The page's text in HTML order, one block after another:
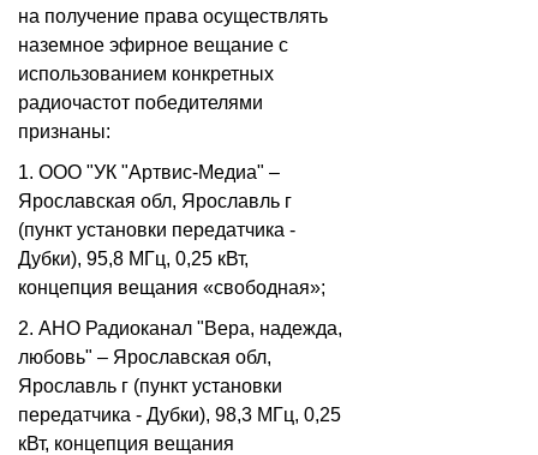
на получение права осуществлять
наземное эфирное вещание с
использованием конкретных
радиочастот победителями
признаны:
1. ООО "УК "Артвис-Медиа" –
Ярославская обл, Ярославль г
(пункт установки передатчика -
Дубки), 95,8 МГц, 0,25 кВт,
концепция вещания «свободная»;
2. АНО Радиоканал "Вера, надежда,
любовь" – Ярославская обл,
Ярославль г (пункт установки
передатчика - Дубки), 98,3 МГц, 0,25
кВт, концепция вещания